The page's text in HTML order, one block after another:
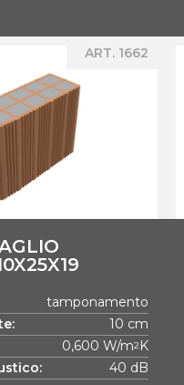
ART. 1662
tamponamento
10 cm
0,600 W/m2 K
40 dB